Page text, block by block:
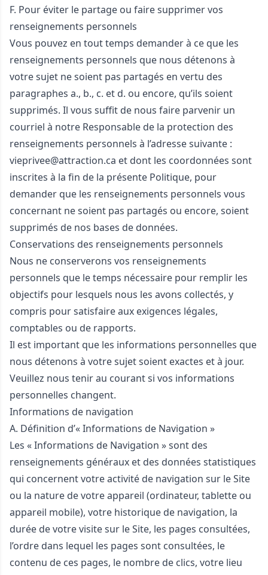
F. Pour éviter le partage ou faire supprimer vos
renseignements personnels
Vous pouvez en tout temps demander à ce que les
renseignements personnels que nous détenons à
votre sujet ne soient pas partagés en vertu des
paragraphes a., b., c. et d. ou encore, qu’ils soient
supprimés. Il vous suffit de nous faire parvenir un
courriel à notre Responsable de la protection des
renseignements personnels à l’adresse suivante :
vieprivee@attraction.ca et dont les coordonnées sont
inscrites à la fin de la présente Politique, pour
demander que les renseignements personnels vous
concernant ne soient pas partagés ou encore, soient
supprimés de nos bases de données.
Conservations des renseignements personnels
Nous ne conserverons vos renseignements
personnels que le temps nécessaire pour remplir les
objectifs pour lesquels nous les avons collectés, y
compris pour satisfaire aux exigences légales,
comptables ou de rapports.
Il est important que les informations personnelles que
nous détenons à votre sujet soient exactes et à jour.
Veuillez nous tenir au courant si vos informations
personnelles changent.
Informations de navigation
A. Définition d’« Informations de Navigation »
Les « Informations de Navigation » sont des
renseignements généraux et des données statistiques
qui concernent votre activité de navigation sur le Site
ou la nature de votre appareil (ordinateur, tablette ou
appareil mobile), votre historique de navigation, la
durée de votre visite sur le Site, les pages consultées,
l’ordre dans lequel les pages sont consultées, le
contenu de ces pages, le nombre de clics, votre lieu